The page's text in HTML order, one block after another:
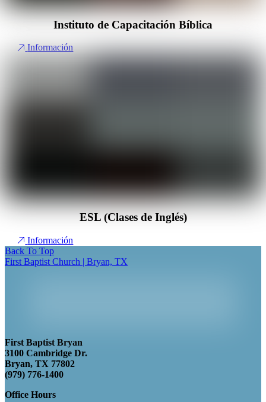
Instituto de Capacitación Bíblica
Información
ESL (Clases de Inglés)
Información
Back To Top
First Baptist Church | Bryan, TX
First Baptist Bryan
3100 Cambridge Dr.
Bryan, TX 77802
(979) 776-1400
Office Hours